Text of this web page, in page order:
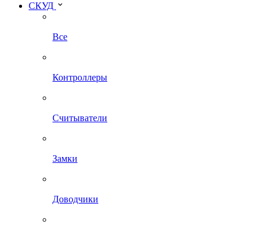
СКУД
Все
Контроллеры
Считыватели
Замки
Доводчики